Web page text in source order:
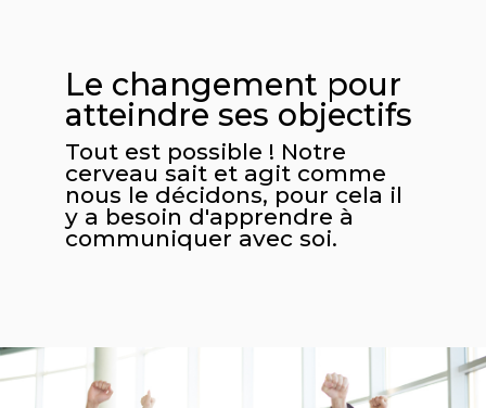
Le changement pour
atteindre ses objectifs
Tout est possible ! Notre
cerveau sait et agit comme
nous le décidons, pour cela il
y a besoin d'apprendre à
communiquer avec soi.